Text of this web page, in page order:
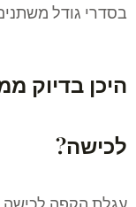
בסדרי גודל
היכן בדיוק
לכישה?